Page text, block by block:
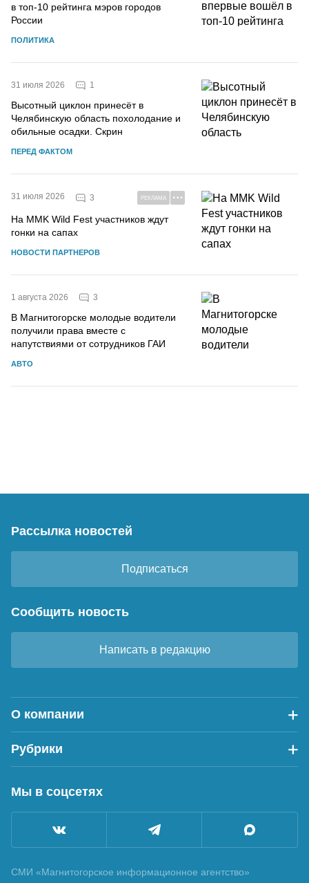
в топ-10 рейтинга мэров городов
России
ПОЛИТИКА
31 июля 2026 1
Высотный циклон принесёт в
Челябинскую область похолодание и
обильные осадки. Скрин
ПЕРЕД ФАКТОМ
31 июля 2026 3 РЕКЛАМА
На MMK Wild Fest участников ждут
гонки на сапах
НОВОСТИ ПАРТНЕРОВ
1 августа 2026 3
В Магнитогорске молодые водители
получили права вместе с
напутствиями от сотрудников ГАИ
АВТО
Рассылка новостей
Подписаться
Сообщить новость
Написать в редакцию
О компании
Рубрики
Мы в соцсетях
СМИ «Магнитогорское информационное агентство»